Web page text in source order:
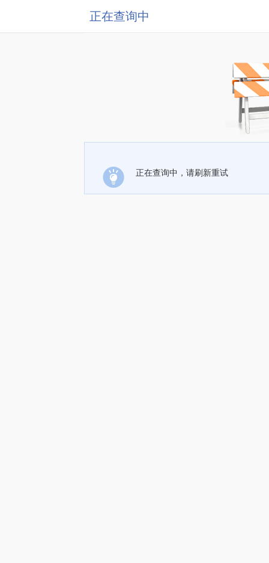
正在查询中
正在查询中，请刷新重试